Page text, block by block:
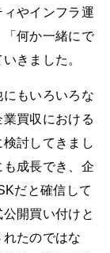
やインフラ運
「何か一緒にで
きました。
もいろいろな
買収における
討してきまし
成長でき、企
だと確信して
開買い付けと
たのではな